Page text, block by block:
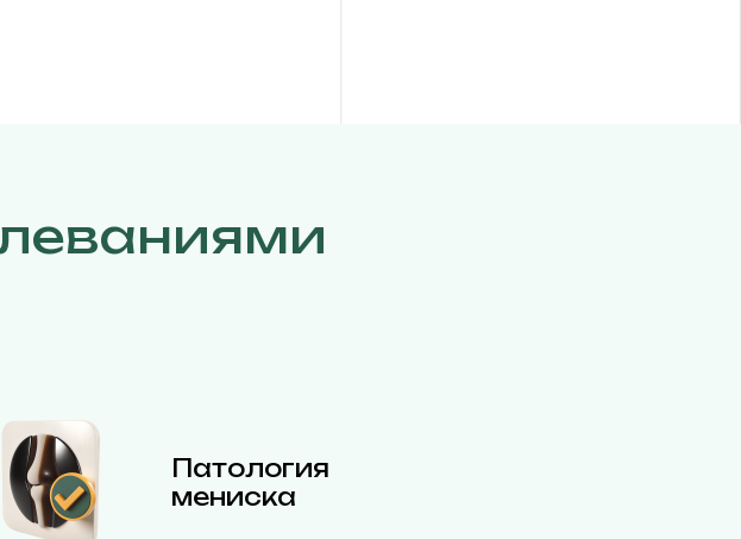
Патология
мениска